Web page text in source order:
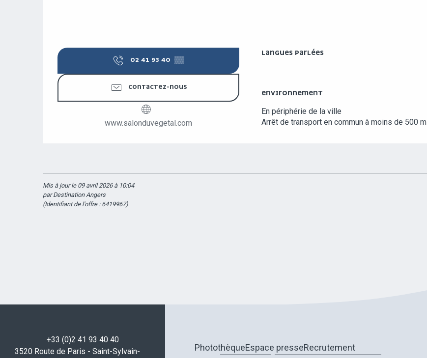
02 41 93 40 ▒▒
CONTACTEZ-NOUS
www.salonduvegetal.com
LANGUES PARLÉES
LANGUES PARLÉES
ENVIRONNEMENT
ENVIRONNEMENT
En périphérie de la ville
Arrêt de transport en commun à moins de 500 m
Mis à jour le 09 avril 2026 à 10:04
par Destination Angers
(Identifiant de l'offre : 6419967)
+33 (0)2 41 93 40 40
3520 Route de Paris - Saint-Sylvain-
PhotothèqueEspace presseRecrutement